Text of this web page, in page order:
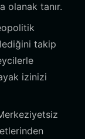
olanak tanır.
takip
izinizi